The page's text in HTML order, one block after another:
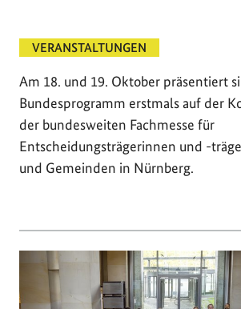
VERANSTALTUNGEN
Am 18. und 19. Oktober präsentiert
Bundesprogramm erstmals auf der
der bundesweiten Fachmesse für
Entscheidungsträgerinnen und -
und Gemeinden in Nürnberg.